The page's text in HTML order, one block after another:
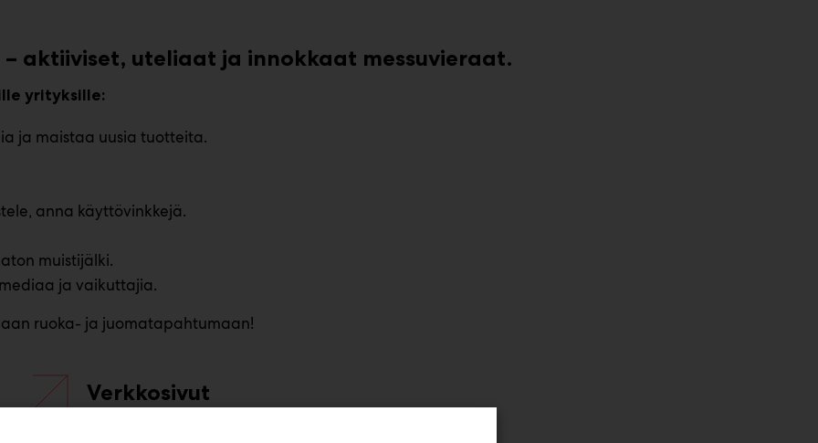
aktiiviset, uteliaat ja innokkaat messuvieraat.
yrityksille:
ja maistaa uusia tuotteita.
anna käyttövinkkejä.
muistijälki.
ja vaikuttajia.
ruoka- ja juomatapahtumaan!
Verkkosivut